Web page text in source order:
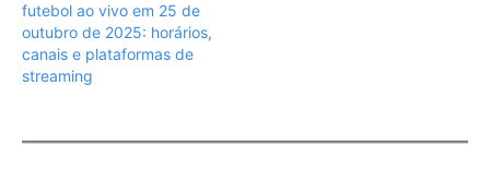
futebol ao vivo em 25 de
outubro de 2025: horários,
canais e plataformas de
streaming